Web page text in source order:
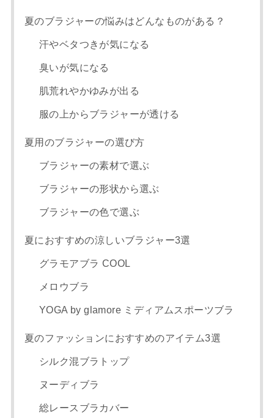
夏のブラジャーの悩みはどんなものがある？
汗やベタつきが気になる
臭いが気になる
肌荒れやかゆみが出る
服の上からブラジャーが透ける
夏用のブラジャーの選び方
ブラジャーの素材で選ぶ
ブラジャーの形状から選ぶ
ブラジャーの色で選ぶ
夏におすすめの涼しいブラジャー3選
グラモアブラ COOL
メロウブラ
YOGA by glamore ミディアムスポーツブラ
夏のファッションにおすすめのアイテム3選
シルク混ブラトップ
ヌーディブラ
総レースブラカバー